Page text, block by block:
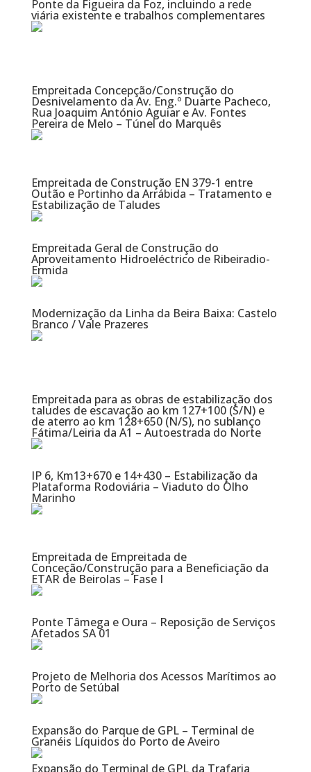
Ponte da Figueira da Foz, incluindo a rede
viária existente e trabalhos complementares
Empreitada Concepção/Construção do
Desnivelamento da Av. Eng.º Duarte Pacheco,
Rua Joaquim António Aguiar e Av. Fontes
Pereira de Melo – Túnel do Marquês
Empreitada de Construção EN 379-1 entre
Outão e Portinho da Arrábida – Tratamento e
Estabilização de Taludes
Empreitada Geral de Construção do
Aproveitamento Hidroeléctrico de Ribeiradio-
Ermida
Modernização da Linha da Beira Baixa: Castelo
Branco / Vale Prazeres
Empreitada para as obras de estabilização dos
taludes de escavação ao km 127+100 (S/N) e
de aterro ao km 128+650 (N/S), no sublanço
Fátima/Leiria da A1 – Autoestrada do Norte
IP 6, Km13+670 e 14+430 – Estabilização da
Plataforma Rodoviária – Viaduto do Olho
Marinho
Empreitada de Empreitada de
Conceção/Construção para a Beneficiação da
ETAR de Beirolas – Fase I
Ponte Tâmega e Oura – Reposição de Serviços
Afetados SA 01
Projeto de Melhoria dos Acessos Marítimos ao
Porto de Setúbal
Expansão do Parque de GPL – Terminal de
Granéis Líquidos do Porto de Aveiro
Expansão do Terminal de GPL da Trafaria